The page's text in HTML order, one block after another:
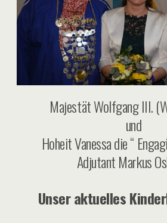
Majestät Wolfgang III.
und
Hoheit Vanessa die “
Adjutant Markus
Unser aktuelles